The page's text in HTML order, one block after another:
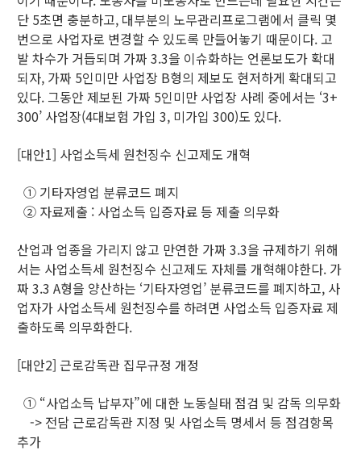
단 5초면 충분하고, 대부분의 노무관리프로그램에서 클릭 몇
번으로 사업자로 변경할 수 있도록 만들어놓기 때문이다. 고
발 차수가 거듭되며 가짜 3.3을 이슈화하는 언론보도가 확대
되자, 가짜 5인미만 사업장 B형의 제보도 현저하게 확대되고
있다. 그동안 제보된 가짜 5인미만 사업장 사례 중에서는 ‘3+
300’ 사업장(4대보험 가입 3, 미가입 300)도 있다.
[대안1] 사업소득세 원천징수 신고제도 개혁
① 기타자영업 분류코드 폐지
② 자료제출 : 사업소득 입증자료 등 제출 의무화
산업과 업종을 가리지 않고 만연한 가짜 3.3을 규제하기 위해
서는 사업소득세 원천징수 신고제도 자체를 개혁해야한다. 가
짜 3.3 A형을 양산하는 ‘기타자영업’ 분류코드를 폐지하고, 사
업자가 사업소득세 원천징수를 하려면 사업소득 입증자료 제
출하도록 의무화한다.
[대안2] 근로감독관 집무규정 개정
① “사업소득 납부자”에 대한 노동실태 점검 및 감독 의무화
-> 전담 근로감독관 지정 및 사업소득 명세서 등 점검항목
추가